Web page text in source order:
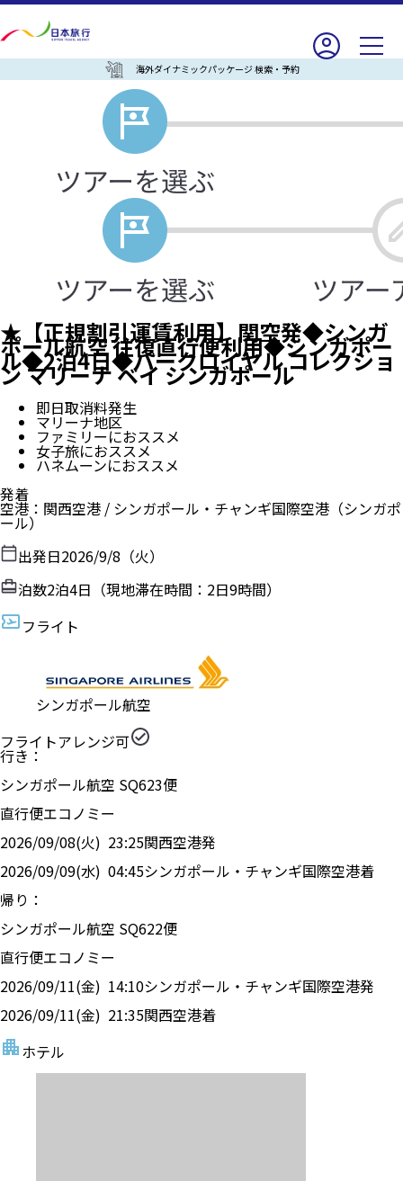
海外ダイナミックパッケージ 検索・予約
★【正規割引運賃利用】関空発◆シンガ
ポール航空 往復直行便利用◆シンガポー
ル◆2泊4日◆パークロイヤル コレクショ
ン マリーナ ベイ シンガポール
即日取消料発生
マリーナ地区
ファミリーにおススメ
女子旅におススメ
ハネムーンにおススメ
発着
空港 ： 関西空港 / シンガポール・チャンギ国際空港 （シンガポ
ール）
出発日2026/9/8（火）
泊数2泊4日（現地滞在時間： 2日9時間）
フライト
シンガポール航空
フライトアレンジ可
行き：
シンガポール航空 SQ623便
直行便エコノミー
2026/09/08(火) 23:25関西空港発
2026/09/09(水) 04:45シンガポール・チャンギ国際空港着
帰り：
シンガポール航空 SQ622便
直行便エコノミー
2026/09/11(金) 14:10シンガポール・チャンギ国際空港発
2026/09/11(金) 21:35関西空港着
ホテル